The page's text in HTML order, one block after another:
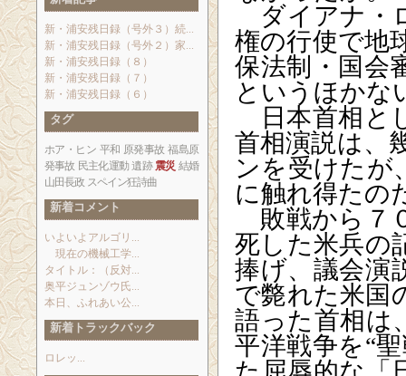
ダイアナ・
権の行使で地
保法制・国会
というほかな
日本首相と
首相演説は、
ンを受けたが
に触れ得たの
敗戦から７
死した米兵の
捧げ、議会演
で斃れた米国
語った首相は
平洋戦争を“
新・浦安残日録（号外３）続...
新・浦安残日録（号外２）家...
新・浦安残日録（８）
新・浦安残日録（７）
新・浦安残日録（６）
タグ
ホア・ヒン 平和 原発事故 福島原
発事故 民主化運動 遺跡 震災 結婚
山田長政 スペイン狂詩曲
新着コメント
いよいよアルゴリ...
現在の機械工学...
タイトル：（反対...
奥平ジュンゾウ氏...
本日、ふれあい公...
新着トラックバック
ロレッ...